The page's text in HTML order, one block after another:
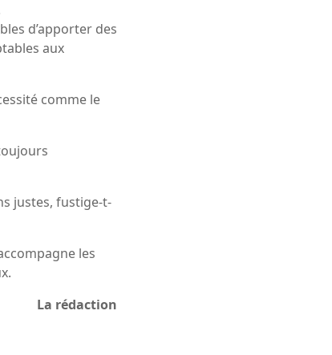
d’apporter des
aux
comme le
justes, fustige-t-
les
La rédaction